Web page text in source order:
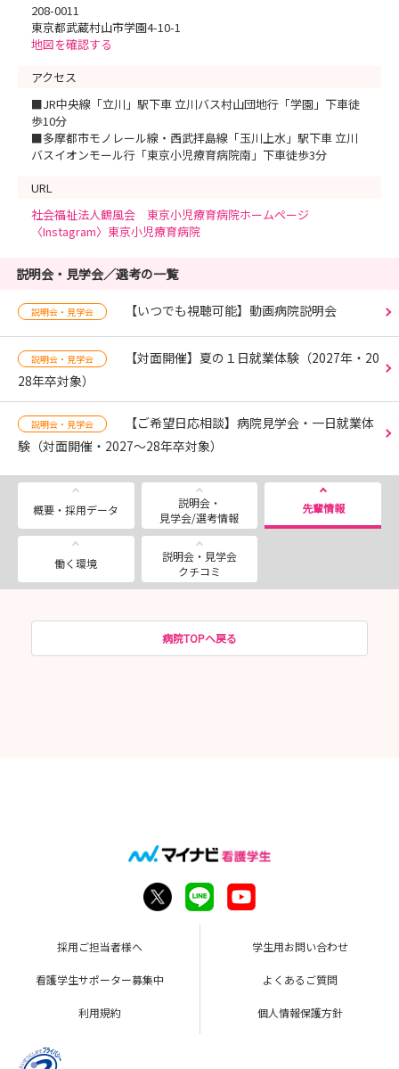
208-0011
東京都武蔵村山市学園4-10-1
地図を確認する
アクセス
■JR中央線「立川」駅下車 立川バス村山団地行「学園」下車徒
歩10分
■多摩都市モノレール線・西武拝島線「玉川上水」駅下車 立川
バスイオンモール行「東京小児療育病院南」下車徒歩3分
URL
社会福祉法人鶴風会 東京小児療育病院ホームページ
〈Instagram〉東京小児療育病院
説明会・見学会／選考の一覧
説明会・見学会 【いつでも視聴可能】動画病院説明会
説明会・見学会
【対面開催】夏の１日就業体験（2027年・20
28年卒対象）
説明会・見学会
【ご希望日応相談】病院見学会・一日就業体
験（対面開催・2027～28年卒対象）
概要・採用データ
説明会・
見学会/選考情報
先輩情報
働く環境
説明会・見学会
クチコミ
病院TOPへ戻る
採用ご担当者様へ 学生用お問い合わせ
看護学生サポーター募集中 よくあるご質問
利用規約 個人情報保護方針